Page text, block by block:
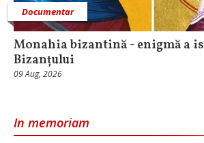
Documentar
Monahia bizantină - enigmă a
Bizanțului
09 Aug, 2026
In memoriam